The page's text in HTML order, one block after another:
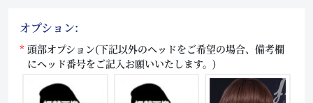
オプション:
頭部オプション(下記以外のヘッドをご希望の場合、備考欄
にヘッド番号をご記入お願いいたします。)